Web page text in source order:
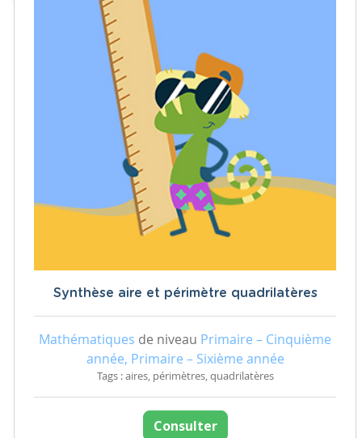
Synthèse aire et périmètre quadrilatères
Mathématiques de niveau Primaire – Cinquième
année, Primaire – Sixième année
Tags : aires, périmètres, quadrilatères
Consulter